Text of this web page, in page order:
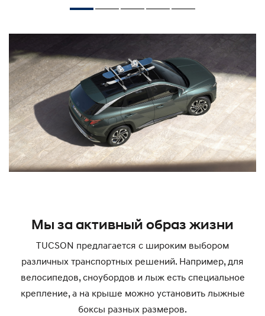
Мы за активный образ жизни
TUCSON предлагается с широким выбором
различных транспортных решений. Например, для
велосипедов, сноубордов и лыж есть специальное
крепление, а на крыше можно установить лыжные
боксы разных размеров.